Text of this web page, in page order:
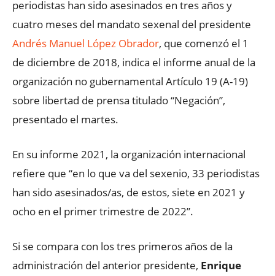
periodistas han sido asesinados en tres años y
cuatro meses del mandato sexenal del presidente
Andrés Manuel López Obrador, que comenzó el 1
de diciembre de 2018, indica el informe anual de la
organización no gubernamental Artículo 19 (A-19)
sobre libertad de prensa titulado “Negación”,
presentado el martes.
En su informe 2021, la organización internacional
refiere que “en lo que va del sexenio, 33 periodistas
han sido asesinados/as, de estos, siete en 2021 y
ocho en el primer trimestre de 2022”.
Si se compara con los tres primeros años de la
administración del anterior presidente, Enrique